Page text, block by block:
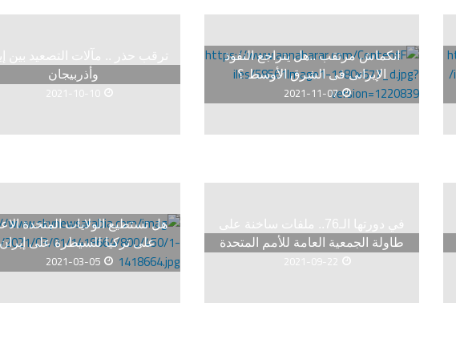
انكماش مرتقب ..هل يتراجع النفوذ
الإيرانى فى الشرق الأوسط ؟
2021-11-07
ترقب حذر .. مآلات التصعيد بين
وأذربيجان
2021-10-10
في دورتها الـ76.. ملفات ساخنة على
طاولة الجمعية العامة للأمم المتحدة
2021-09-22
هل تستطيع الولايات المتحدة
على تركيا للسيطرة على
2021-03-05